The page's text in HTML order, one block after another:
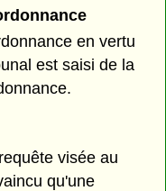
en vertu
est saisi de la
visée au
qu'une